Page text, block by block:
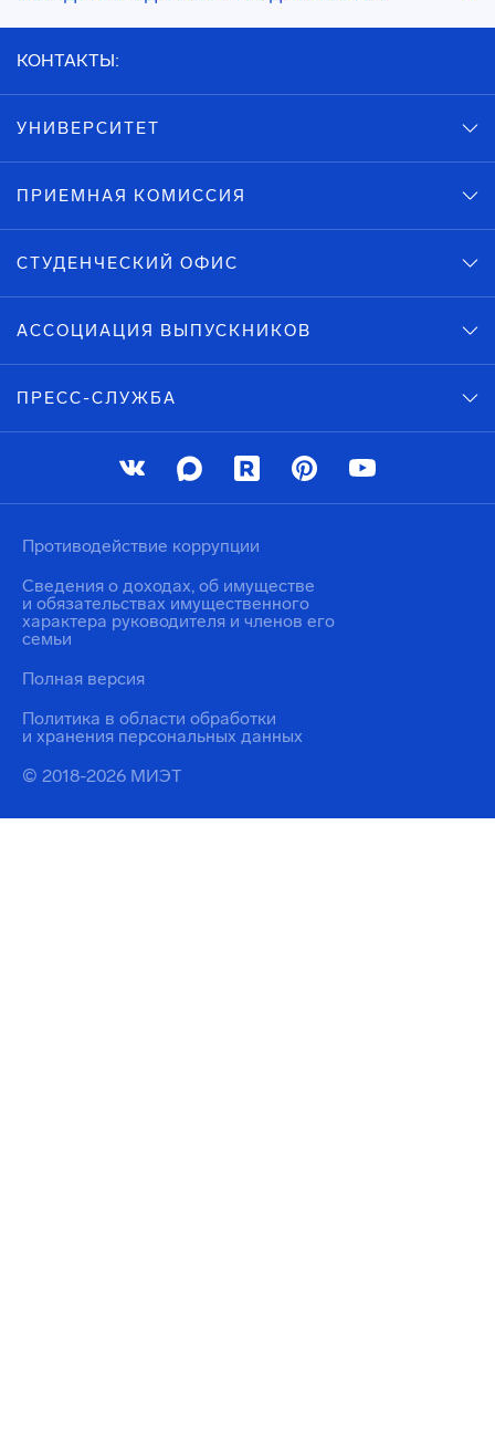
КОНТАКТЫ:
УНИВЕРСИТЕТ
ПРИЕМНАЯ КОМИССИЯ
СТУДЕНЧЕСКИЙ ОФИС
АССОЦИАЦИЯ ВЫПУСКНИКОВ
ПРЕСС-СЛУЖБА
© 2018-2026 МИЭТ
Политика в области обработки
и хранения персональных данных
Противодействие коррупции
Сведения о доходах, об имуществе
и обязательствах имущественного
характера руководителя и членов его
семьи
Полная версия